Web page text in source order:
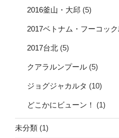
2016釜山・大邱 (5)
2017ベトナム・フーコッ
2017台北 (5)
クアラルンプール (5)
ジョグジャカルタ (10)
どこかにビューン！ (1)
未分類 (1)